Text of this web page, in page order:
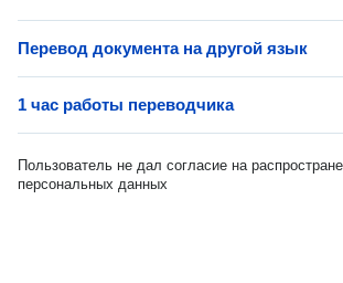
Перевод документа на другой язык
1 час работы переводчика
Пользователь не дал согласие на
персональных данных